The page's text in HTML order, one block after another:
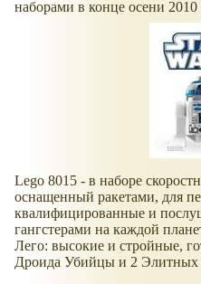
наборами в конце осени
Lego 8015 - в наборе
оснащенный ракетами, для
квалифицированные и
гангстерами на каждой
Лего: высокие и стройные,
Дроида Убийцы и 2